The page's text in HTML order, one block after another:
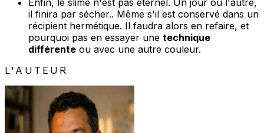
il finira par sécher.. Même s'il est conservé dans un
récipient hermétique. Il faudra alors en refaire, et
pourquoi pas en essayer une technique
différente ou avec une autre couleur.
L'AUTEUR